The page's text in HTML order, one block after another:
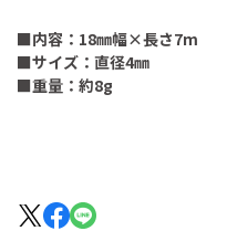
■内容：18㎜幅×長さ7m
■サイズ：直径4㎜
■重量：約8g